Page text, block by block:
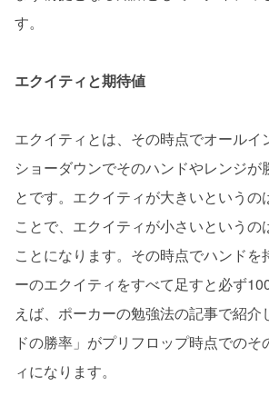
す。
エクイティと期待値
エクイティとは、その時点でオールイ
ショーダウンでそのハンドやレンジが
とです。エクイティが大きいというの
ことで、エクイティが小さいというの
ことになります。その時点でハンドを
ーのエクイティをすべて足すと必ず
えば、ポーカーの勉強法の記事で紹介
ドの勝率」がプリフロップ時点での
ィになります。